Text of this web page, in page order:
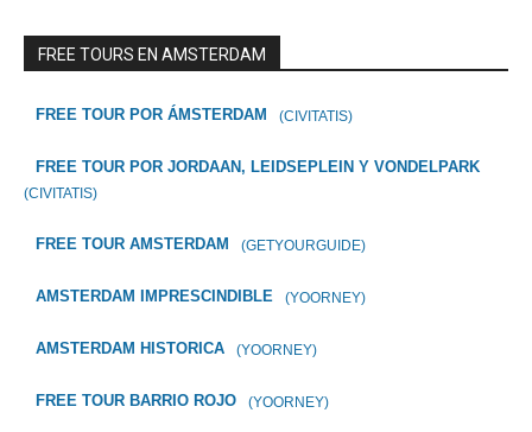
FREE TOURS EN AMSTERDAM
FREE TOUR POR ÁMSTERDAM (CIVITATIS)
FREE TOUR POR JORDAAN, LEIDSEPLEIN Y VONDELPARK
(CIVITATIS)
FREE TOUR AMSTERDAM (GETYOURGUIDE)
AMSTERDAM IMPRESCINDIBLE (YOORNEY)
AMSTERDAM HISTORICA (YOORNEY)
FREE TOUR BARRIO ROJO (YOORNEY)